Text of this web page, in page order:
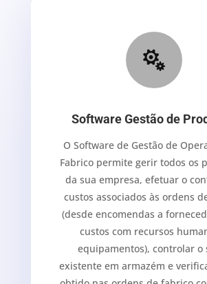

Software Gestão de
O Software de Gestão de
Fabrico permite gerir todos os
da sua empresa, efetuar o
custos associados às ordens
(desde encomendas a
custos com recursos
equipamentos), controlar o
existente em armazém e